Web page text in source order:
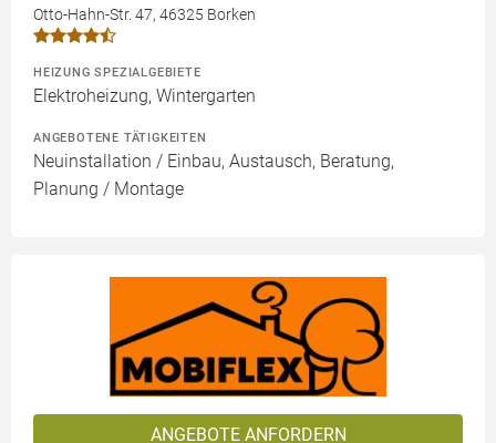
Otto-Hahn-Str. 47, 46325 Borken
HEIZUNG SPEZIALGEBIETE
Elektroheizung, Wintergarten
ANGEBOTENE TÄTIGKEITEN
Neuinstallation / Einbau, Austausch, Beratung,
Planung / Montage
ANGEBOTE ANFORDERN